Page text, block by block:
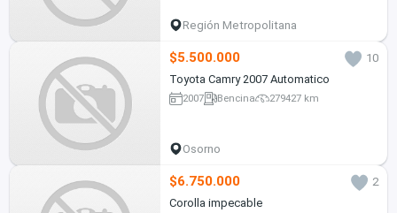
Región Metropolitana
$5.500.000
10
Toyota Camry 2007 Automatico
2007 Bencina 279427 km
Osorno
$6.750.000
2
Corolla impecable